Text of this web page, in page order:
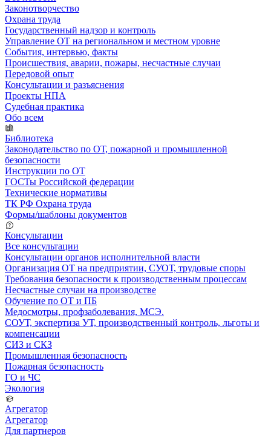
Законотворчество
Охрана труда
Государственный надзор и контроль
Управление ОТ на региональном и местном уровне
События, интервью, факты
Происшествия, аварии, пожары, несчастные случаи
Передовой опыт
Консультации и разъяснения
Проекты НПА
Судебная практика
Обо всем
Библиотека
Законодательство по ОТ, пожарной и промышленной
безопасности
Инструкции по ОТ
ГОСТы Российской федерации
Технические нормативы
ТК РФ Охрана труда
Формы/шаблоны документов
Консультации
Все консультации
Консультации органов исполнительной власти
Организация ОТ на предприятии, СУОТ, трудовые споры
Требования безопасности к производственным процессам
Несчастные случаи на производстве
Обучение по ОТ и ПБ
Медосмотры, профзаболевания, МСЭ.
СОУТ, экспертиза УТ, производственный контроль, льготы и
компенсации
СИЗ и СКЗ
Промышленная безопасность
Пожарная безопасность
ГО и ЧС
Экология
Агрегатор
Агрегатор
Для партнеров